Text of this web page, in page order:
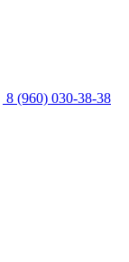
8 (960) 030-38-38